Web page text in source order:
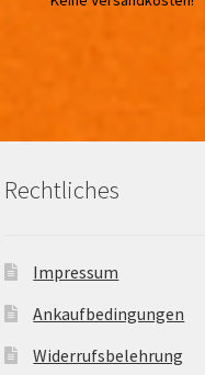
Rechtliches
Impressum
Ankaufbedingungen
Widerrufsbelehrung